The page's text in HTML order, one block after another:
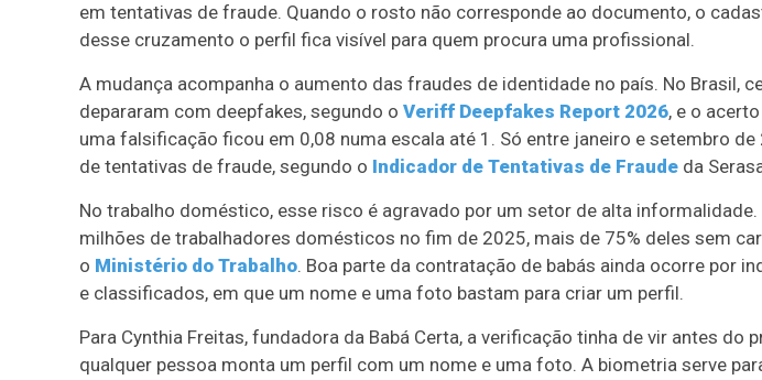
em tentativas de fraude. Quando o rosto não corresponde ao documento, o
desse cruzamento o perfil fica visível para quem procura uma profissional.
A mudança acompanha o aumento das fraudes de identidade no país. No Brasil,
depararam com deepfakes, segundo o Veriff Deepfakes Report 2026, e o
uma falsificação ficou em 0,08 numa escala até 1. Só entre janeiro e setembro
de tentativas de fraude, segundo o Indicador de Tentativas de Fraude da
No trabalho doméstico, esse risco é agravado por um setor de alta
milhões de trabalhadores domésticos no fim de 2025, mais de 75% deles sem
o Ministério do Trabalho. Boa parte da contratação de babás ainda ocorre por
e classificados, em que um nome e uma foto bastam para criar um perfil.
Para Cynthia Freitas, fundadora da Babá Certa, a verificação tinha de vir antes do
qualquer pessoa monta um perfil com um nome e uma foto. A biometria serve